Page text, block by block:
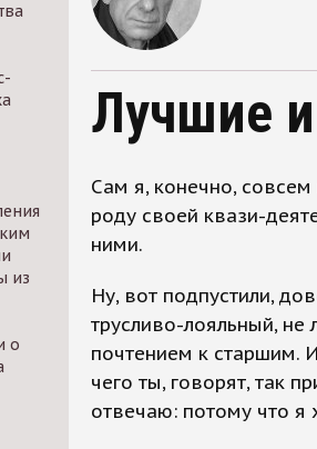
из
о
Лучшие
Сам я, конечно, совсем
роду своей квази-
ними.
Ну, вот подпустили,
трусливо-лояльный,
почтением к старшим.
чего ты, говорят, так
отвечаю: потому что я